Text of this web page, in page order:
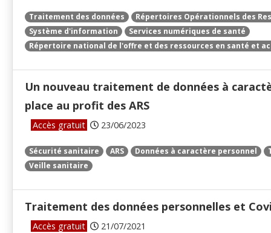
Traitement des données
Répertoires Opérationnels des
Système d'information
Services numériques de santé
Répertoire national de l'offre et des ressources en santé et
Un nouveau traitement de données à
place au profit des ARS
Accès gratuit 23/06/2023
Sécurité sanitaire ARS Données à caractère personnel
Veille sanitaire
Traitement des données personnelles et
Accès gratuit 21/07/2021